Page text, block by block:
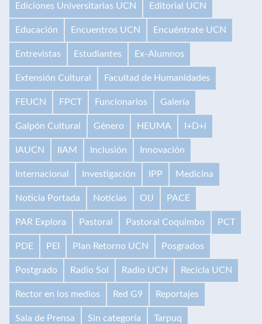
Ediciones Universitarias UCN Editorial UCN
Educación Encuentros UCN Encuéntrate UCN
Entrevistas Estudiantes Ex-Alumnos
Extensión Cultural Facultad de Humanidades
FEUCN FPCT Funcionarios Galería
Galpón Cultural Género HEUMA I+D+i
IAUCN IIAM Inclusión Innovación
Internacional Investigación IPP Medicina
Noticia Portada Noticias OIJ PACE
PAR Explora Pastoral Pastoral Coquimbo PCT
PDE PEI Plan Retorno UCN Posgrados
Postgrado Radio Sol Radio UCN Recicla UCN
Rector en los medios Red G9 Reportajes
Sala de Prensa Sin categoría Tarpuq